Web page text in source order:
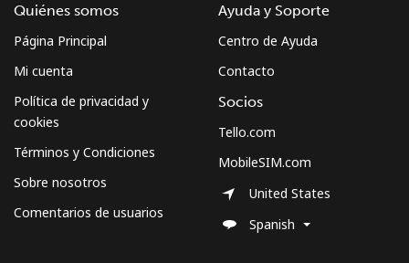
Quiénes somos
Página Principal
Mi cuenta
Política de privacidad y
cookies
Términos y Condiciones
Sobre nosotros
Comentarios de usuarios
Ayuda y Soporte
Centro de Ayuda
Contacto
Socios
Tello.com
MobileSIM.com
United States
Spanish